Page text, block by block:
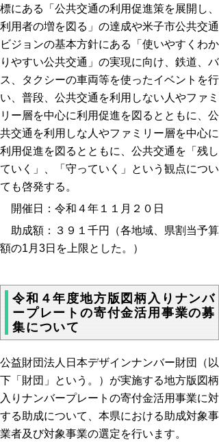
標にある「公共交通の利用促進策を展開し、
利用者の増を図る」の達成や米子市公共交通
ビジョンの基本方針にある「使いやすくわか
りやすい公共交通」の実現に向け、鉄道、バ
ス、タクシーの車両等を使ったイベントを行
い、普段、公共交通を利用しない人やファミ
リー層を中心に利用促進を図るとともに、公
共交通を利用しな人やファミリー層を中心に
利用促進を図るとともに、公共交通を「残し
ていく」、「守っていく」という観点につい
ても啓発する。
開催日：令和４年１１月２０日
助成額：３９１千円（各地域、県割当予算
額の1月3日を上限とした。）
令和４年度地方版図柄入りナンバ
ープレートの寄付金活用事業の募
集について
公益財団法人日本デザインナンバー財団（以
下「財団」という。）が実施する地方版図柄
入りナンバープレートの寄付金活用事業に対
する助成について、本県における助成対象事
業者及び対象事業の選定を行います。